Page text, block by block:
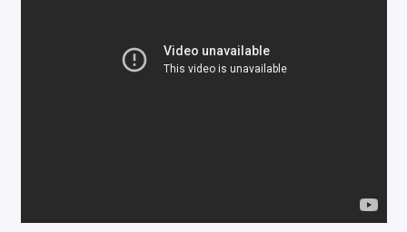
Ремонт компьютеров
Макеты для печати на кружках